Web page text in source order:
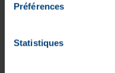
Préférences
Statistiques